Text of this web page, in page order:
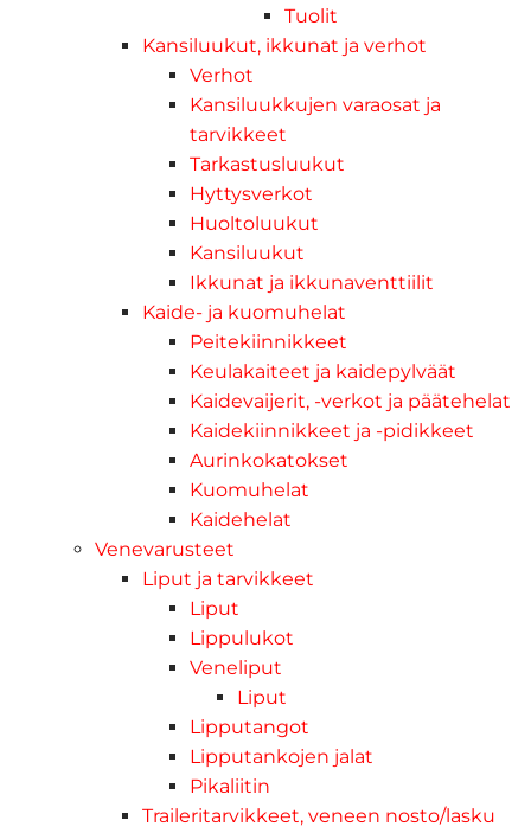
Tuolit
Kansiluukut, ikkunat ja verhot
Verhot
Kansiluukkujen varaosat ja
tarvikkeet
Tarkastusluukut
Hyttysverkot
Huoltoluukut
Kansiluukut
Ikkunat ja ikkunaventtiilit
Kaide- ja kuomuhelat
Peitekiinnikkeet
Keulakaiteet ja kaidepylväät
Kaidevaijerit, -verkot ja päätehelat
Kaidekiinnikkeet ja -pidikkeet
Aurinkokatokset
Kuomuhelat
Kaidehelat
Venevarusteet
Liput ja tarvikkeet
Liput
Lippulukot
Veneliput
Liput
Lipputangot
Lipputankojen jalat
Pikaliitin
Traileritarvikkeet, veneen nosto/lasku